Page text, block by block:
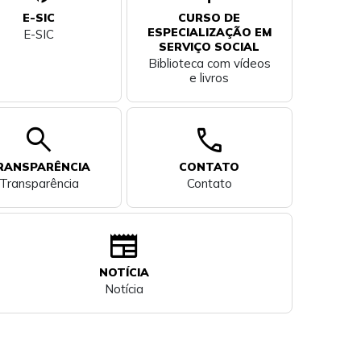
E-SIC
E-SIC
CURSO DE
ESPECIALIZAÇÃO EM
SERVIÇO SOCIAL
Biblioteca com vídeos
e livros
search call
CONTATO
Contato
newspaper
NOTÍCIA
Notícia